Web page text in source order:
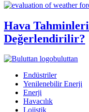
Hava
Değerlendirilir?
buluttan
Endüstriler
Yenilenebilir Enerji
Enerji
Havacılık
Lojistik